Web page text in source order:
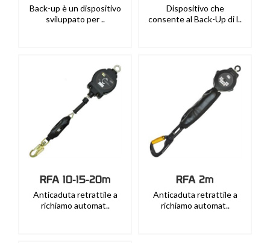
Back-up è un dispositivo
sviluppato per ..
Dispositivo che
consente al Back-Up di l..
RFA 10-15-20m
Anticaduta retrattile a
richiamo automat..
RFA 2m
Anticaduta retrattile a
richiamo automat..